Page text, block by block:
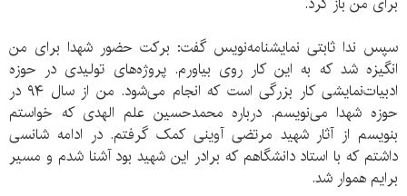
سپس ندا ثابتی نمایشنامه‌نویس گفت: برکت حضور شهدا برای من
انگیزه شد که به این کار روی بیاورم. پروژه‌های تولیدی در حوزه
ادبیات‌نمایشی کار بزرگی است که انجام می‌شود. من از سال ۹۴ در
حوزه شهدا می‌نویسم. درباره محمدحسین علم الهدی که خواستم
بنویسم از آثار شهید مرتضی آوینی کمک گرفتم. در ادامه شانسی
داشتم که با استاد دانشگاهم که برادر این شهید بود آشنا شدم و مسیر
برایم هموار شد.